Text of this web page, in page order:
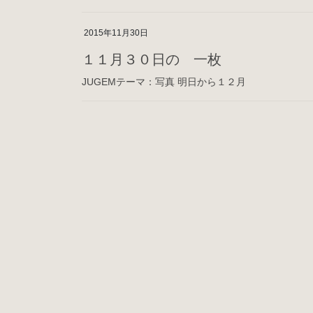
2015年11月30日
１１月３０日の 一枚
JUGEMテーマ：写真 明日から１２月